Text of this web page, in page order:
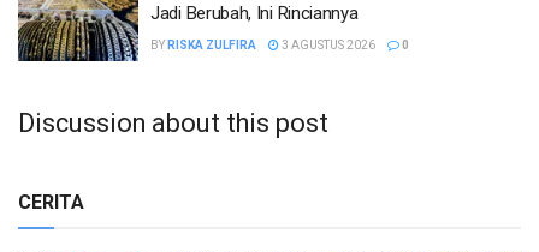
Jadi Berubah, Ini Rinciannya
BY RISKA ZULFIRA 3 AGUSTUS 2026 0
Discussion about this post
CERITA